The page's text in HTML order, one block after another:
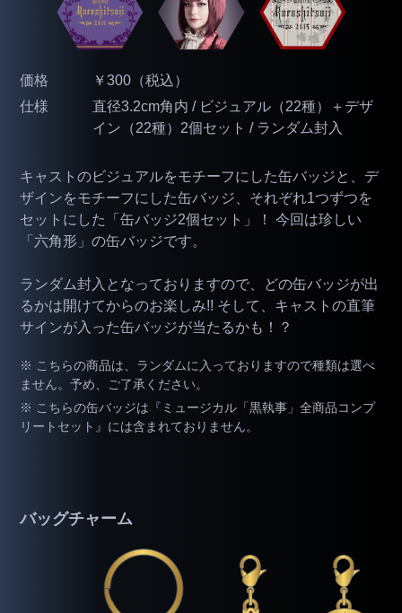
価格
￥300（税込）
仕様
直径3.2cm角内 / ビジュアル（22種）＋デザ
イン（22種）2個セット / ランダム封入
キャストのビジュアルをモチーフにした缶バッジと、デ
ザインをモチーフにした缶バッジ、それぞれ1つずつを
セットにした「缶バッジ2個セット」！ 今回は珍しい
「六角形」の缶バッジです。
ランダム封入となっておりますので、どの缶バッジが出
るかは開けてからのお楽しみ!! そして、キャストの直筆
サインが入った缶バッジが当たるかも！？
※ こちらの商品は、ランダムに入っておりますので種類は選べ
ません。予め、ご了承ください。
※ こちらの缶バッジは『ミュージカル「黒執事」全商品コンプ
リートセット』には含まれておりません。
バッグチャーム